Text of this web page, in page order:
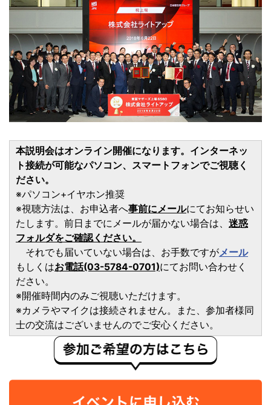
本説明会はオンライン開催になります。インターネッ
ト接続が可能なパソコン、スマートフォンでご視聴く
ださい。
※パソコン+イヤホン推奨
※視聴方法は、お申込者へ事前にメールにてお知らせい
たします。前日までにメールが届かない場合は、 迷惑
フォルダをご確認ください。
それでも届いていない場合は、お手数ですがメール
もしくはお電話(03-5784-0701)にてお問い合わせく
ださい。
※開催時間内のみご視聴いただけます。
※カメラやマイクは接続されません。また、参加者様同
士の交流はございませんのでご安心ください。